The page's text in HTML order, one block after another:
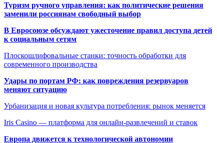
Туризм ручного управления: как политические решения
заменили россиянам свободный выбор
В Евросоюзе обсуждают ужесточение правил доступа детей
к социальным сетям
Плоскошлифовальные станки: точность обработки для
современного производства
Удары по портам РФ: как повреждения резервуаров
меняют ситуацию
Урбанизация и новая культура потребления: рынок меняется
Iris Casino — платформа для онлайн-развлечений и ставок
Европа движется к технологической автономии